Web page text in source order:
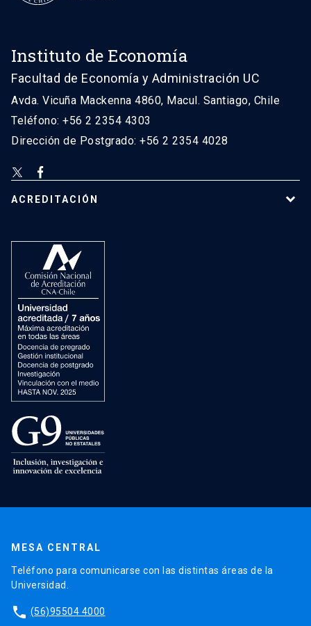
Instituto de Economía
Facultad de Economía y Administración UC
Avda. Vicuña Mackenna 4860, Macul. Santiago, Chile
Teléfono: +56 2 2354 4303
Dirección de Postgrado: +56 2 2354 4028
ACREDITACIÓN
MESA CENTRAL
Teléfono para comunicarse con las distintas áreas de la
Universidad.
phone (56)95504 4000